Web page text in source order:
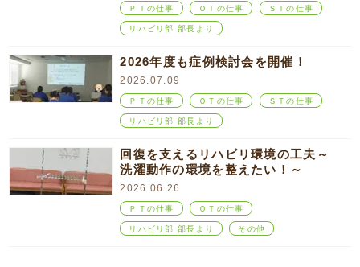
ＰＴの仕事 ＯＴの仕事 ＳＴの仕事
リハビリ部 部長より
2026年度も症例検討会を開催！
2026.07.09
ＰＴの仕事 ＯＴの仕事 ＳＴの仕事
リハビリ部 部長より
回復を支えるリハビリ環境の工夫～
洗濯動作の環境を整えたい！～
2026.06.26
ＰＴの仕事 ＯＴの仕事
リハビリ部 部長より その他